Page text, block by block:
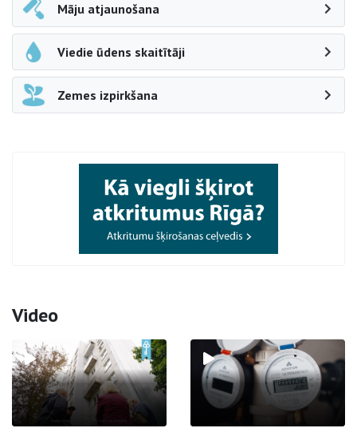
Māju atjaunošana
Viedie ūdens skaitītāji
Zemes izpirkšana
Video